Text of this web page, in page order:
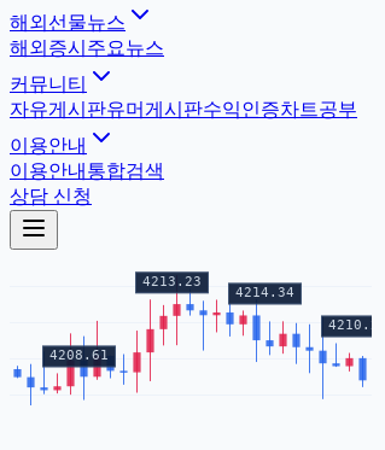
해외선물뉴스
해외증시 주요뉴스
커뮤니티
자유게시판유머게시판수익인증차트공부
이용안내
이용안내 통합검색
상담 신청